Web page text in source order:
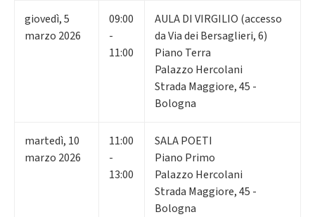
giovedì,5
marzo 2026
09:00
-
11:00
AULA DI VIRGILIO (accesso
da Via dei Bersaglieri, 6)
Piano Terra
Palazzo Hercolani
Strada Maggiore, 45 -
Bologna
martedì, 10
marzo 2026
11:00
-
13:00
SALA POETI
Piano Primo
Palazzo Hercolani
Strada Maggiore, 45 -
Bologna